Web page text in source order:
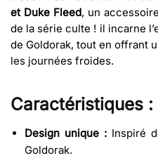
et Duke Fleed, un
de la série culte ! il incarne
de Goldorak, tout en offrant
les journées froides.
Caractéristiques :
Design unique : Inspiré
Goldorak.